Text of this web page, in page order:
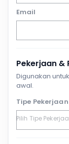
Email
Pekerjaan &
Digunakan
awal.
Tipe Pekerjaan